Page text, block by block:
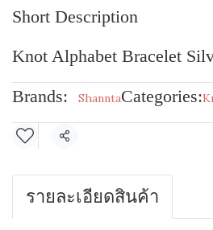
Short Description
Knot Alphabet Bracelet
Brands:
ShanntaCategories:
Share
รายละเอียดสินค้า